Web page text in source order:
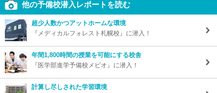
他の予備校潜入レポートを読む
超少人数かつアットホームな環境
『メディカルフォレスト札幌校』に潜入！
年間1,800時間の授業を可能にする校舎
『医学部進学予備校メビオ』に潜入！
計算し尽しされた学習環境